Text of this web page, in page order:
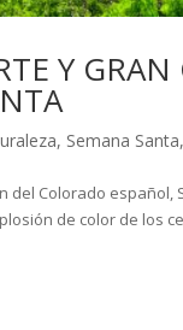
Y
, Semana Santa
del Colorado
de color de los